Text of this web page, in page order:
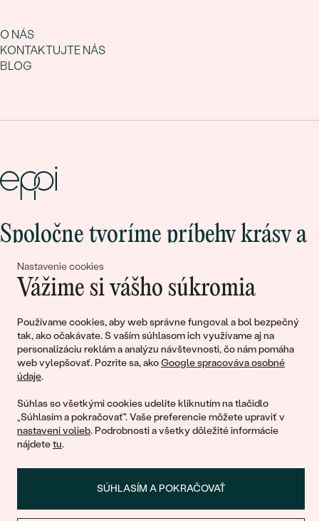
Nastavenie cookies
Vážime si vášho súkromia
Používame cookies, aby web správne fungoval a bol bezpečný
tak, ako očakávate. S vaším súhlasom ich využívame aj na
personalizáciu reklám a analýzu návštevnosti, čo nám pomáha
web vylepšovať. Pozrite sa, akoGoogle spracováva osobné
údaje.
Súhlas so všetkými cookies udelíte kliknutím na tlačidlo
„Súhlasím a pokračovať". Vaše preferencie môžete upraviť v
nastavení volieb. Podrobnosti a všetky dôležité informácie
nájdetetu.
SÚHLASÍM A POKRAČOVAŤ
O NÁS
KONTAKTUJTE NÁS
BLOG
Spoločne tvoríme príbehy krásy a
lásky
© 2011 - 2026, Eppi.sk